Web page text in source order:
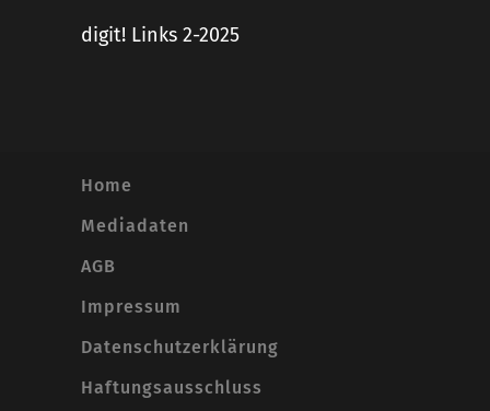
digit! Links 2-2025
Home
Mediadaten
AGB
Impressum
Datenschutzerklärung
Haftungsausschluss